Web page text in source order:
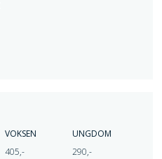
VOKSEN
UNGDOM
405,-
290,-